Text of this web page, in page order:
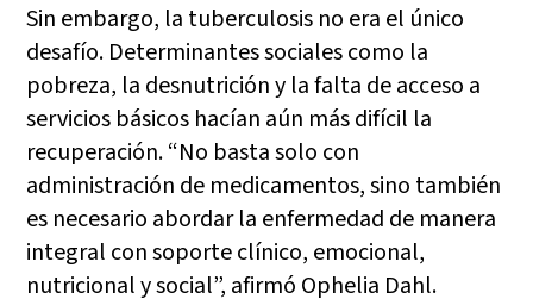
Sin embargo, la tuberculosis no era el único
desafío. Determinantes sociales como la
pobreza, la desnutrición y la falta de acceso a
servicios básicos hacían aún más difícil la
recuperación. “No basta solo con
administración de medicamentos, sino también
es necesario abordar la enfermedad de manera
integral con soporte clínico, emocional,
nutricional y social”, afirmó Ophelia Dahl.